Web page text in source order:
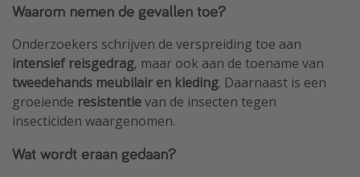
Waarom nemen de gevallen toe?
Onderzoekers schrijven de verspreiding toe aan
intensief reisgedrag, maar ook aan de toename van
tweedehands meubilair en kleding. Daarnaast is een
groeiende resistentievan de insecten tegen
insecticiden waargenomen.
Wat wordt eraan gedaan?